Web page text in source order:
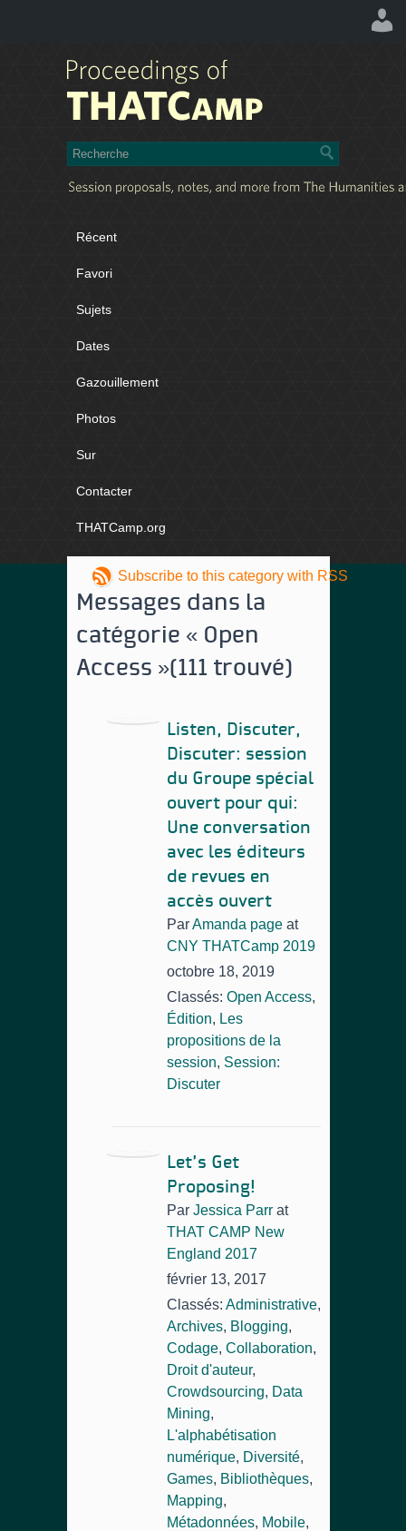
Récent
Favori
Sujets
Dates
Gazouillement
Photos
Sur
Contacter
THATCamp.org
Subscribe to this category with RSS
Messages dans la
catégorie « Open
Access »(111 trouvé)
Listen, Discuter,
Discuter: session
du Groupe spécial
ouvert pour qui:
Une conversation
avec les éditeurs
de revues en
accès ouvert
ParAmanda page at
CNY THATCamp 2019
octobre 18, 2019
Classés: Open Access,
Édition, Les
propositions de la
session, Session:
Discuter
Let’s Get
Proposing!
Par Jessica Parr at
THAT CAMP New
England 2017
février 13, 2017
Classés: Administrative,
Archives, Blogging,
Codage, Collaboration,
Droit d'auteur,
Crowdsourcing, Data
Mining,
L'alphabétisation
numérique, Diversité,
Games, Bibliothèques,
Mapping,
Métadonnées, Mobile,